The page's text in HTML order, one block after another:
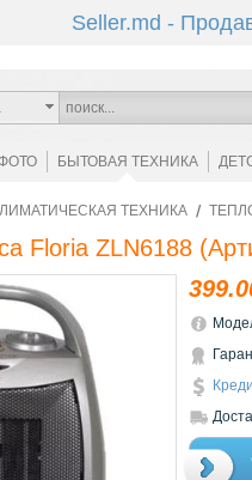
Seller.md -
БЫТОВАЯ ТЕХНИКА
ТЕХНИКА
Floria ZLN6188